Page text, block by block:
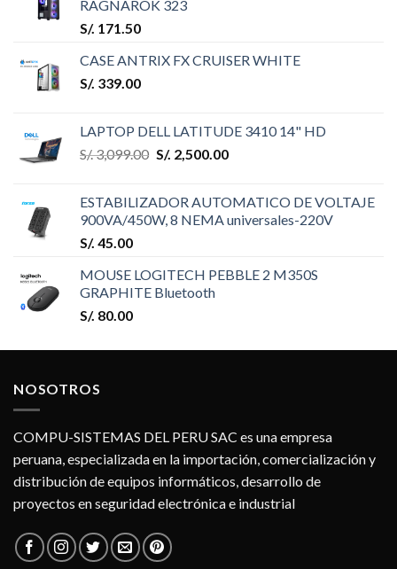
RAGNAROK 323
S/. 171.50
CASE ANTRIX FX CRUISER WHITE
S/. 339.00
LAPTOP DELL LATITUDE 3410 14" HD
S/.3,099.00 S/. 2,500.00
ESTABILIZADOR AUTOMATICO DE VOLTAJE
900VA/450W, 8 NEMA universales-220V
S/. 45.00
MOUSE LOGITECH PEBBLE 2 M350S
GRAPHITE Bluetooth
S/. 80.00
NOSOTROS
COMPU-SISTEMAS DEL PERU SAC es una empresa
peruana, especializada en la importación, comercialización y
distribución de equipos informáticos, desarrollo de
proyectos en seguridad electrónica e industrial